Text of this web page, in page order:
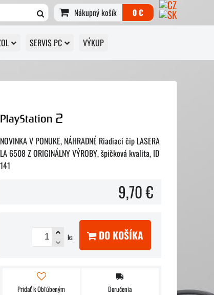
Nákupný košík 0 €
SERVIS PC VÝKUP
NOVINKA V PONUKE, NÁHRADNÉ Riadiaci čip LASERA
LA 6508 Z ORIGINÁLNY VÝROBY, špičková kvalita, ID
141
9,70 €
ks DO KOŠÍKA
Pridať k Obľúbeným Doručenia